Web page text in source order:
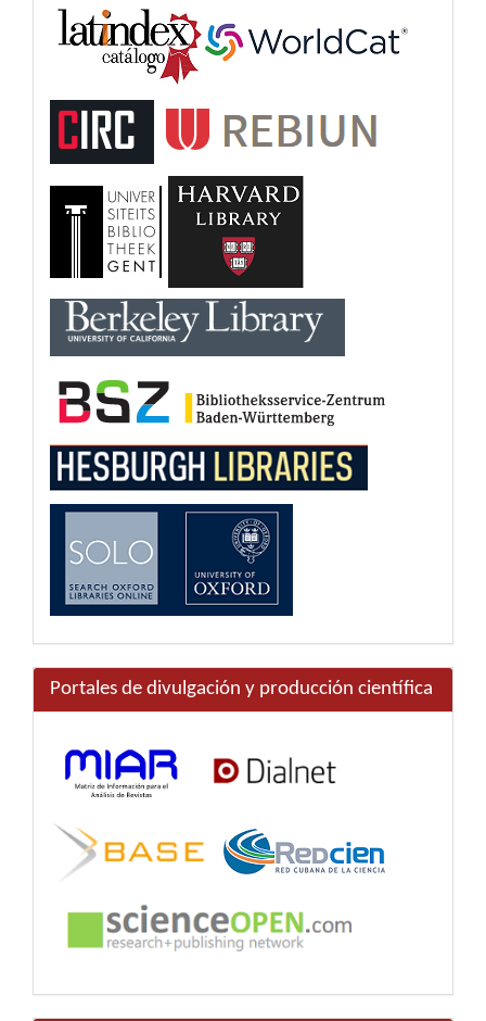
Portales de divulgación y producción científica